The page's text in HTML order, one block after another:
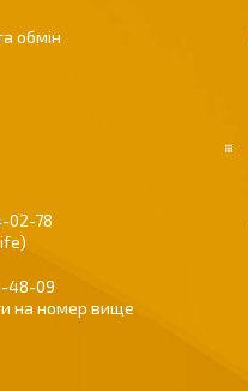
обмін
02-78
48-09
на номер вище